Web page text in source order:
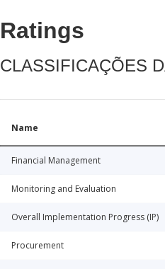
Ratings
CLASSIFICAÇÕES
Name
Financial Management
Monitoring and Evaluation
Overall Implementation Progress (IP)
Procurement